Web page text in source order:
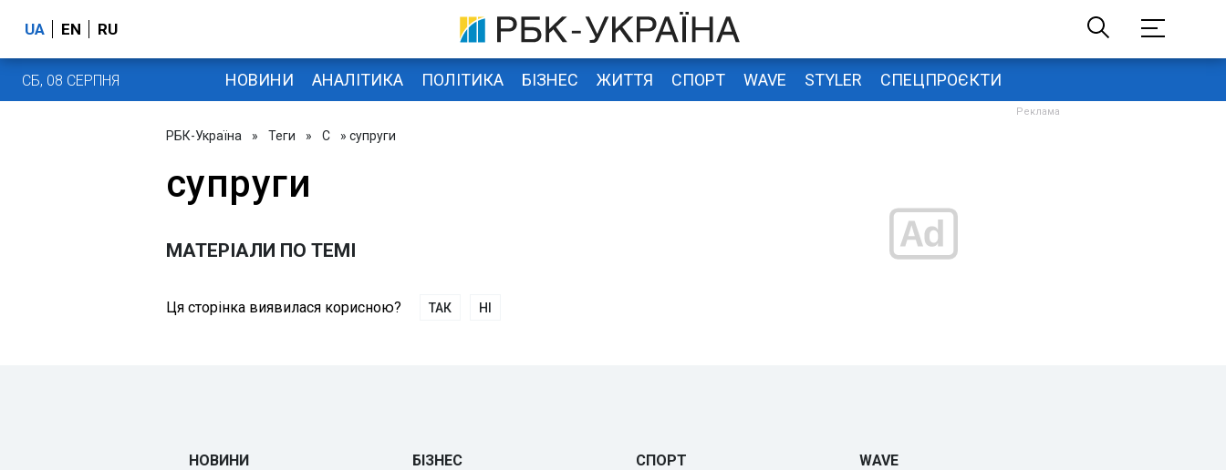
UA EN RU
СБ, 08 СЕРПНЯ НОВИНИ АНАЛІТИКА ПОЛІТИКА БІЗНЕС ЖИТТЯ СПОРТ WAVE STYLER СПЕЦПРОЄКТИ
РБК-Україна » Теги » С » супруги
супруги
МАТЕРІАЛИ ПО ТЕМІ
Ця сторінка виявилася корисною? ТАК НІ
НОВИНИ БІЗНЕС СПОРТ WAVE